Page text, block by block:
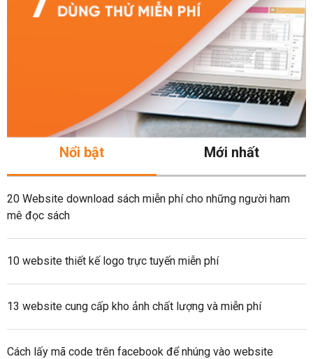
Nổi bật Mới nhất
20 Website download sách miễn phí cho những người ham
mê đọc sách
10 website thiết kế logo trực tuyến miễn phí
13 website cung cấp kho ảnh chất lượng và miễn phí
Cách lấy mã code trên facebook để nhúng vào website